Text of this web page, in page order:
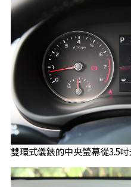
雙環式儀錶的中央螢幕從3.5吋